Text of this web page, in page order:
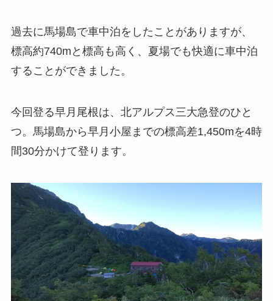
過去に馬場島で車中泊をしたことがありますが、
標高約740mと標高も高く、夏場でも快適に車中泊
することができました。
今回登る早月尾根は、北アルプス三大急登のひと
つ。馬場島から早月小屋までの標高差1,450mを4時
間30分かけて登ります。